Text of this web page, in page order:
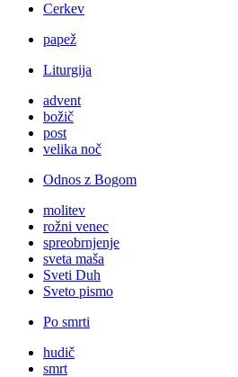
Cerkev
papež
Liturgija
advent
božič
post
velika noč
Odnos z Bogom
molitev
rožni venec
spreobrnjenje
sveta maša
Sveti Duh
Sveto pismo
Po smrti
hudič
smrt